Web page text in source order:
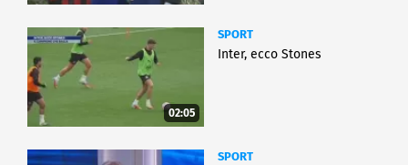
02:05
SPORT
Inter, ecco Stones
SPORT